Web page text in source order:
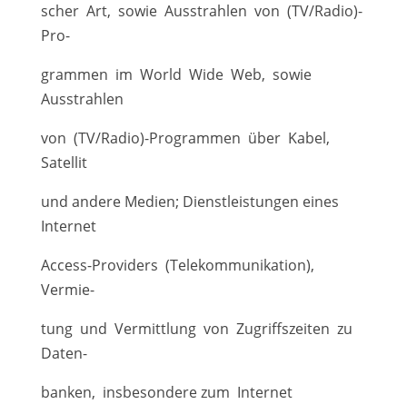
scher Art, sowie Ausstrahlen von (TV/Radio)-
Pro-
grammen im World Wide Web, sowie
Ausstrahlen
von (TV/Radio)-Programmen über Kabel,
Satellit
und andere Medien; Dienstleistungen eines
Internet
Access-Providers (Telekommunikation),
Vermie-
tung und Vermittlung von Zugriffszeiten zu
Daten-
banken, insbesondere zum Internet